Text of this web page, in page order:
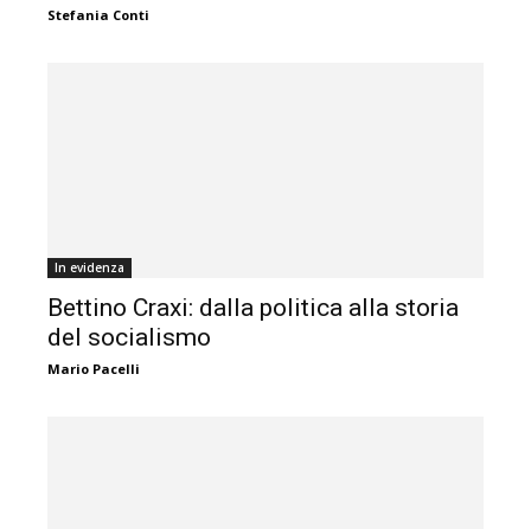
Stefania Conti
In evidenza
Bettino Craxi: dalla politica alla storia
del socialismo
Mario Pacelli